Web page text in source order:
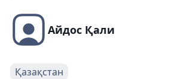
Айдос Қали
Қазақстан